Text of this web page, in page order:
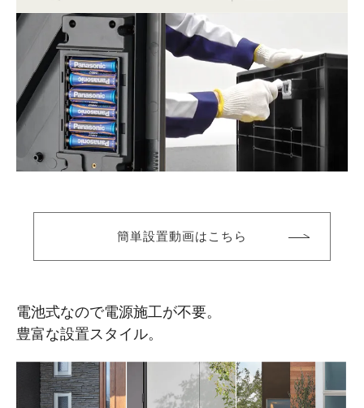
簡単設置動画はこちら
電池式なので電源施工が不要。
豊富な設置スタイル。